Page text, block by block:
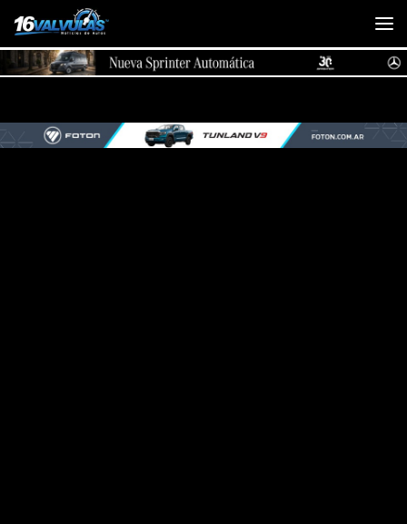
Saltar al contenido